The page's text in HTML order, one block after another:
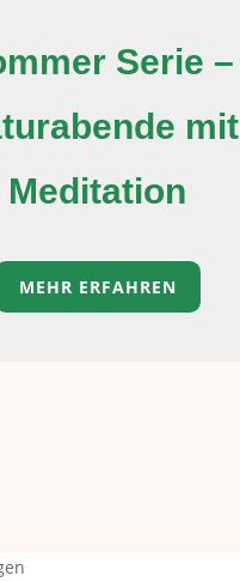
Serie –
mit
Meditation
MEHR ERFAHREN